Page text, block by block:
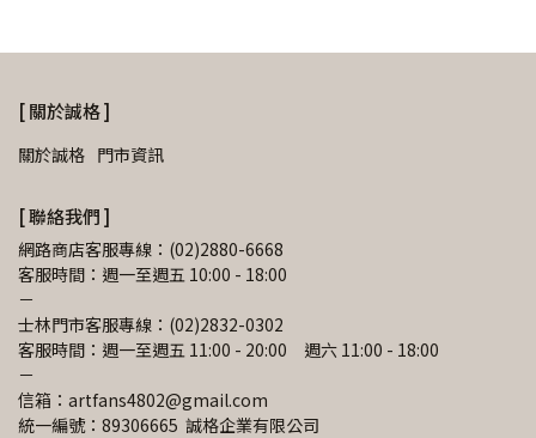
[ 關於誠格 ]
關於誠格 門市資訊
[ 聯絡我們 ]
網路商店客服專線：(02)2880-6668
客服時間：週一至週五 10:00 - 18:00
－
士林門市客服專線：(02)2832-0302
客服時間：週一至週五 11:00 - 20:00　週六 11:00 - 18:00
－
信箱：artfans4802@gmail.com
統一編號：89306665  誠格企業有限公司